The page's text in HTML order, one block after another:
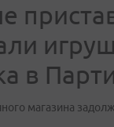
в
магазина